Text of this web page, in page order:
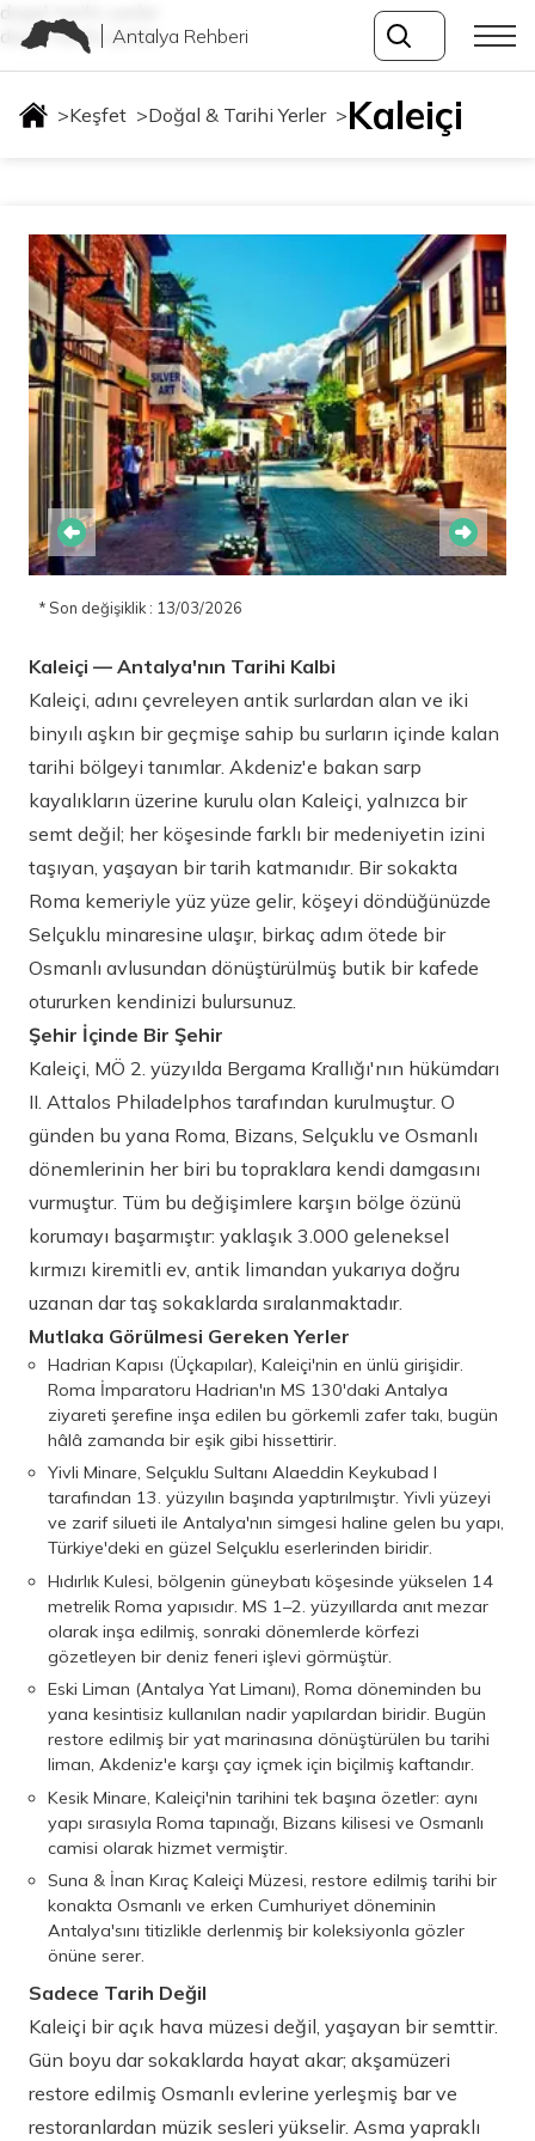
dogal-tarihi-yerler
dogal-tarihi-yerlerAntalya Rehberi
>Keşfet >Doğal & Tarihi Yerler >Kaleiçi
* Son değişiklik : 13/03/2026
Kaleiçi — Antalya'nın Tarihi Kalbi
Kaleiçi, adını çevreleyen antik surlardan alan ve iki
binyılı aşkın bir geçmişe sahip bu surların içinde kalan
tarihi bölgeyi tanımlar. Akdeniz'e bakan sarp
kayalıkların üzerine kurulu olan Kaleiçi, yalnızca bir
semt değil; her köşesinde farklı bir medeniyetin izini
taşıyan, yaşayan bir tarih katmanıdır. Bir sokakta
Roma kemeriyle yüz yüze gelir, köşeyi döndüğünüzde
Selçuklu minaresine ulaşır, birkaç adım ötede bir
Osmanlı avlusundan dönüştürülmüş butik bir kafede
otururken kendinizi bulursunuz.
Şehir İçinde Bir Şehir
Kaleiçi, MÖ 2. yüzyılda Bergama Krallığı'nın hükümdarı
II. Attalos Philadelphos tarafından kurulmuştur. O
günden bu yana Roma, Bizans, Selçuklu ve Osmanlı
dönemlerinin her biri bu topraklara kendi damgasını
vurmuştur. Tüm bu değişimlere karşın bölge özünü
korumayı başarmıştır: yaklaşık 3.000 geleneksel
kırmızı kiremitli ev, antik limandan yukarıya doğru
uzanan dar taş sokaklarda sıralanmaktadır.
Mutlaka Görülmesi Gereken Yerler
Hadrian Kapısı (Üçkapılar), Kaleiçi'nin en ünlü girişidir.
Roma İmparatoru Hadrian'ın MS 130'daki Antalya
ziyareti şerefine inşa edilen bu görkemli zafer takı, bugün
hâlâ zamanda bir eşik gibi hissettirir.
Yivli Minare, Selçuklu Sultanı Alaeddin Keykubad I
tarafından 13. yüzyılın başında yaptırılmıştır. Yivli yüzeyi
ve zarif silueti ile Antalya'nın simgesi haline gelen bu yapı,
Türkiye'deki en güzel Selçuklu eserlerinden biridir.
Hıdırlık Kulesi, bölgenin güneybatı köşesinde yükselen 14
metrelik Roma yapısıdır. MS 1–2. yüzyıllarda anıt mezar
olarak inşa edilmiş, sonraki dönemlerde körfezi
gözetleyen bir deniz feneri işlevi görmüştür.
Eski Liman (Antalya Yat Limanı), Roma döneminden bu
yana kesintisiz kullanılan nadir yapılardan biridir. Bugün
restore edilmiş bir yat marinasına dönüştürülen bu tarihi
liman, Akdeniz'e karşı çay içmek için biçilmiş kaftandır.
Kesik Minare, Kaleiçi'nin tarihini tek başına özetler: aynı
yapı sırasıyla Roma tapınağı, Bizans kilisesi ve Osmanlı
camisi olarak hizmet vermiştir.
Suna & İnan Kıraç Kaleiçi Müzesi, restore edilmiş tarihi bir
konakta Osmanlı ve erken Cumhuriyet döneminin
Antalya'sını titizlikle derlenmiş bir koleksiyonla gözler
önüne serer.
Sadece Tarih Değil
Kaleiçi bir açık hava müzesi değil, yaşayan bir semttir.
Gün boyu dar sokaklarda hayat akar; akşamüzeri
restore edilmiş Osmanlı evlerine yerleşmiş bar ve
restoranlardan müzik sesleri yükselir. Asma yapraklı